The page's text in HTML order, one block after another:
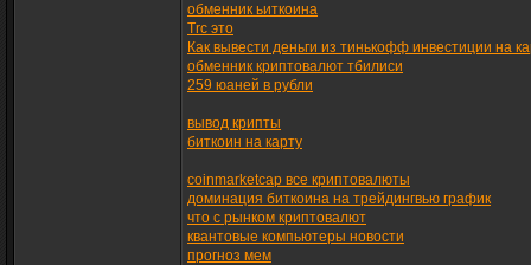
обменник ьиткоина
Trc это
Как вывести деньги из тинькофф инвестиции на
обменник криптовалют тбилиси
259 юаней в рубли
вывод крипты
биткоин на карту
coinmarketcap все криптовалюты
доминация биткоина на трейдингвью график
что с рынком криптовалют
квантовые компьютеры новости
прогноз мем